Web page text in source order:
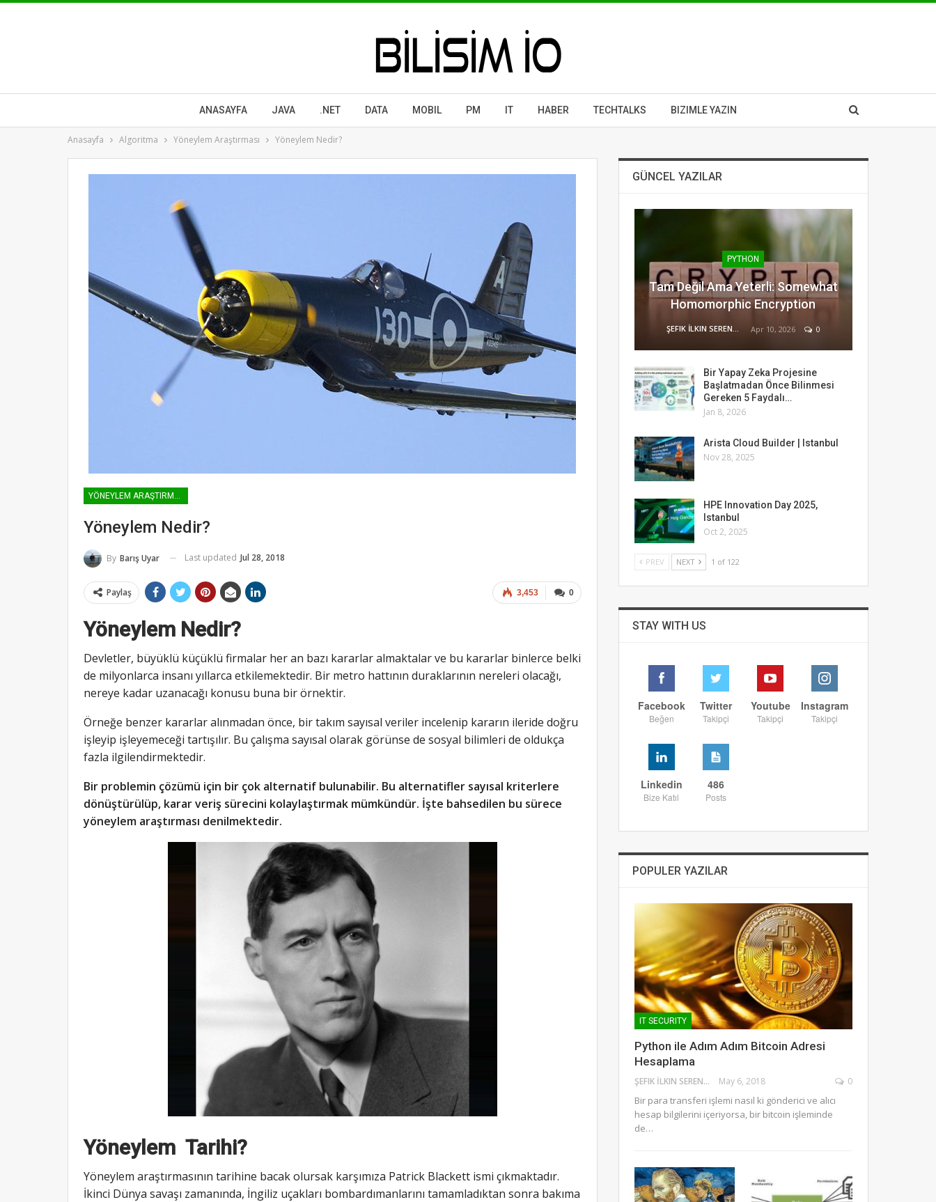
ANASAYFA JAVA .NET DATA MOBIL PM IT HABER TECHTALKS BIZIMLE YAZIN
Anasayfa Algoritma Yöneylem Araştırması Yöneylem Nedir?
YÖNEYLEM ARAŞTIRMASI
Yöneylem Nedir?
By Barış Uyar Last updated Jul 28, 2018
0
3,453
Paylaş
Yöneylem Nedir?
Devletler, büyüklü küçüklü firmalar her an bazı kararlar almaktalar ve bu kararlar binlerce belki
de milyonlarca insanı yıllarca etkilemektedir. Bir metro hattının duraklarının nereleri olacağı,
nereye kadar uzanacağı konusu buna bir örnektir.
Örneğe benzer kararlar alınmadan önce, bir takım sayısal veriler incelenip kararın ileride doğru
işleyip işleyemeceği tartışılır. Bu çalışma sayısal olarak görünse de sosyal bilimleri de oldukça
fazla ilgilendirmektedir.
Bir problemin çözümü için bir çok alternatif bulunabilir. Bu alternatifler sayısal kriterlere
dönüştürülüp, karar veriş sürecini kolaylaştırmak mümkündür. İşte bahsedilen bu sürece
yöneylem araştırması denilmektedir.
Yöneylem Tarihi?
Yöneylem araştırmasının tarihine bacak olursak karşımıza Patrick Blackett ismi çıkmaktadır.
İkinci Dünya savaşı zamanında, İngiliz uçakları bombardımanlarını tamamladıktan sonra bakıma
GÜNCEL YAZILAR
PYTHON
Tam Değil Ama Yeterli: Somewhat
Homomorphic Encryption
ŞEFIK İLKIN SERENGIL Apr 10, 2026 0
Bir Yapay Zeka Projesine
Başlatmadan Önce Bilinmesi
Gereken 5 Faydalı…
Jan 8, 2026
Arista Cloud Builder | Istanbul
Nov 28, 2025
HPE Innovation Day 2025,
Istanbul
Oct 2, 2025
PREV NEXT 1 of 122
STAY WITH US
Facebook
Beğen
Twitter
Takipçi
Youtube
Takipçi
Instagram
Takipçi
Linkedin
Bize Katıl
486
Posts
POPULER YAZILAR
IT SECURITY
Python ile Adım Adım Bitcoin Adresi
Hesaplama
ŞEFIK İLKIN SERENGIL May 6, 2018 0
Bir para transferi işlemi nasıl ki gönderici ve alıcı
hesap bilgilerini içeriyorsa, bir bitcoin işleminde
de…